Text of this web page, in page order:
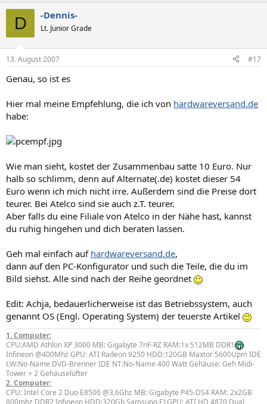
D -Dennis-
Lt. Junior Grade
13. August 2007 #17
Genau, so ist es
Hier mal meine Empfehlung, die ich von hardwareversand.de
habe:
Wie man sieht, kostet der Zusammenbau satte 10 Euro. Nur
halb so schlimm, denn auf Alternate(.de) kostet dieser 54
Euro wenn ich mich nicht irre. Außerdem sind die Preise dort
teurer. Bei Atelco sind sie auch z.T. teurer.
Aber falls du eine Filiale von Atelco in der Nähe hast, kannst
du ruhig hingehen und dich beraten lassen.
Geh mal einfach auf hardwareversand.de,
dann auf den PC-Konfigurator und such die Teile, die du im
Bild siehst. Alle sind nach der Reihe geordnet
Edit: Achja, bedauerlicherweise ist das Betriebssystem, auch
genannt OS (Engl. Operating System) der teuerste Artikel
1. Computer:
CPU:AMD Athlon XP 3000 MB: Gigabyte 7nF-RZ RAM:1x 512MB DDR1
Infineon @400Mhz GPU: ATI Radeon 9250 HDD:120GB Maxtor 5600Upm IDE
LW:No-Name DVD-Brenner IDE NT:No-Name 400 Watt Gehäuse: Geh Midi-
Tower + 2 Gehäuselüfter
2. Computer:
CPU: Intel Core 2 Duo E8500 @3,6Ghz MB: Gigabyte P45-DS4 RAM: 2x2GB
800mhz DDR2 Infineon HDD:320Gb Samsung F1GPU: ATI HD 4870 Dual